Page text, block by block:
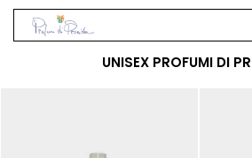
UNISEXPROFUMI DI